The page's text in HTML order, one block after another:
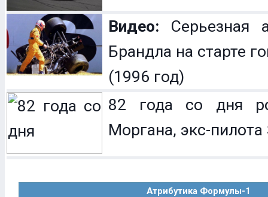
Видео: Серьезная
Брандла на старте
(1996 год)
82 года со дня
Моргана, экс-пилота
Атрибутика Формулы-1